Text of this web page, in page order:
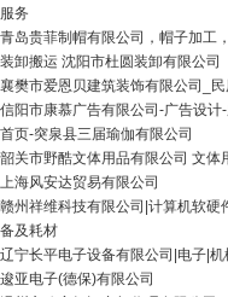
服务
青岛贵菲制帽有限公司，帽子加工
装卸搬运 沈阳市杜圆装卸有限公司
襄樊市爱恩贝建筑装饰有限公司_
信阳市康慕广告有限公司-广告设计
首页-突泉县三届瑜伽有限公司
韶关市野酷文体用品有限公司 文体
上海风安达贸易有限公司
赣州祥维科技有限公司|计算机软
备及耗材
辽宁长平电子设备有限公司|电子|
逡亚电子(德保)有限公司